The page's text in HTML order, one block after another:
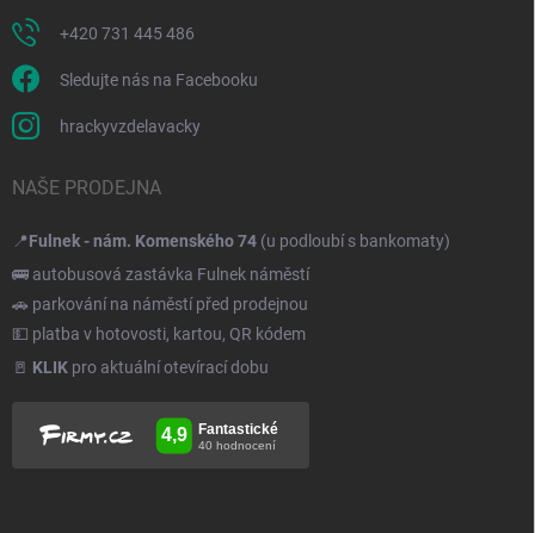
+420 731 445 486
Sledujte nás na Facebooku
hrackyvzdelavacky
NAŠE PRODEJNA
📍Fulnek - nám. Komenského 74 (u podloubí s bankomaty)
🚌 autobusová zastávka Fulnek náměstí
🚗 parkování na náměstí před prodejnou
💵 platba v hotovosti, kartou, QR kódem
🚪 KLIK pro aktuální otevírací dobu